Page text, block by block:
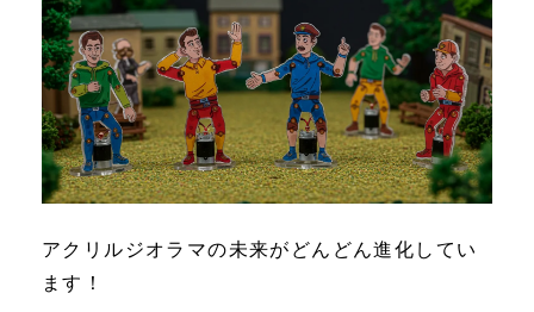
アクリルジオラマの未来がどんどん進化してい
ます！